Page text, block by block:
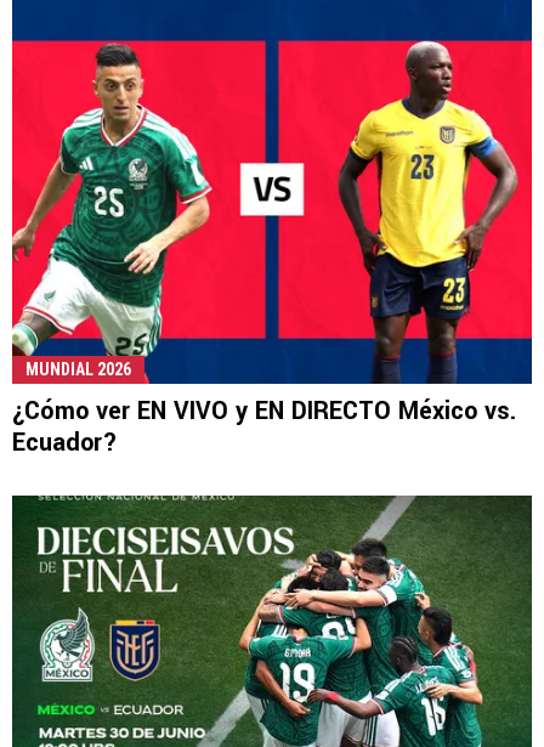
MUNDIAL 2026
¿Cómo ver EN VIVO y EN DIRECTO México vs.
Ecuador?